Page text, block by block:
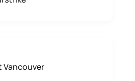
Vancouver